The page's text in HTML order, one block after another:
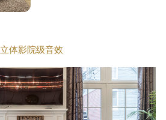
立体影院级音效